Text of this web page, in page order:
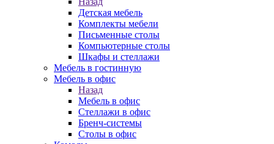
Детская мебель
Комплекты мебели
Письменные столы
Компьютерные столы
Шкафы и стеллажи
Мебель в гостинную
Мебель в офис
Назад
Мебель в офис
Стеллажи в офис
Бренч-системы
Столы в офис